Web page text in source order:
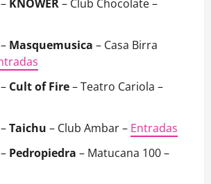
KNOWER– Club Chocolate –
Masquemusica – Casa Birra
Cult of Fire– Teatro Cariola –
Taichu – Club Ambar – Entradas
Pedropiedra – Matucana 100 –